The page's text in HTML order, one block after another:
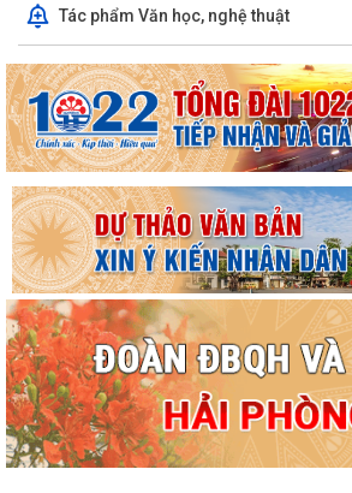
Tác phẩm Văn học, nghệ thuật